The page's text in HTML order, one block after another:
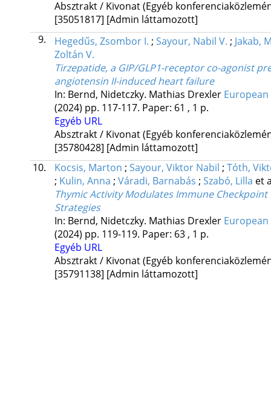
Absztrakt / Kivonat (Egyéb
[35051817] [Admin láttamozott]
9.
Hegedűs, Zsombor I. ; Sayour, Nabil V. ; Jakab,
Zoltán V.
Tirzepatide, a GIP/GLP1-receptor co-agonist
angiotensin II-induced heart failure
In: Bernd, Nidetczky. Mathias Drexler
(2024) pp. 117-117. Paper: 61 , 1 p.
Egyéb URL
Absztrakt / Kivonat (Egyéb
[35780428] [Admin láttamozott]
10.
Kocsis, Marton ; Sayour, Viktor Nabil ; Tóth,
; Kulin, Anna ; Váradi, Barnabás ; Szabó, Lilla et
Thymic Activity Modulates Immune
Strategies
In: Bernd, Nidetczky. Mathias Drexler
(2024) pp. 119-119. Paper: 63 , 1 p.
Egyéb URL
Absztrakt / Kivonat (Egyéb
[35791138] [Admin láttamozott]